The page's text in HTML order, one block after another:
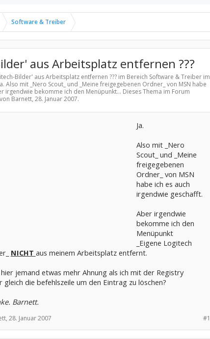
Software & Treiber
aus Arbeitsplatz entfernen ???
Bilder' aus Arbeitsplatz entfernen ??? im Bereich Software & Treiberim
Also mit _Nero Scout_ und _Meine freigegebenen Ordner_ von MSN habe
irgendwie bekomme ich den Menüpunkt... Dieses Thema im Forum
Barnett, 28. Januar 2007.
Ja.
Also mit _Nero
Scout_ und _Meine
freigegebenen
Ordner_ von MSN
habe ich es auch
irgendwie geschafft.
Aber irgendwie
bekomme ich den
Menüpunkt
_Eigene Logitech
NICHT aus meinem Arbeitsplatz entfernt.
jemand etwas mehr Ahnung als ich mit der Registry
gleich die befehlszeile um den Eintrag zu löschen?
Barnett.
#1
28. Januar 2007